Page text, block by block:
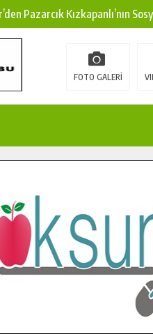
Pazarcık Kızkapanlı’nın
Pazarcık Kırsalına Modern
Uluslararası Başarı:
Komutanı Karakaya’dan
Köprüsünde Sona Doğru.
FOTO GALERİ